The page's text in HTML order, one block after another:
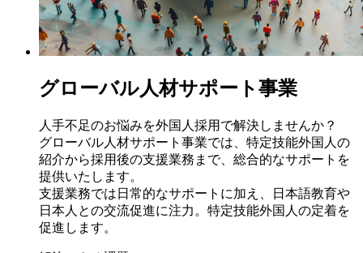
グローバル人材サポート事業
人手不足のお悩みを外国人採用で解決しませんか？
グローバル人材サポート事業では、特定技能外国人の
紹介から採用後の支援業務まで、総合的なサポートを
提供いたします。
支援業務では日常的なサポートに加え、日本語教育や
日本人との交流促進に注力。特定技能外国人の定着を
促進します。